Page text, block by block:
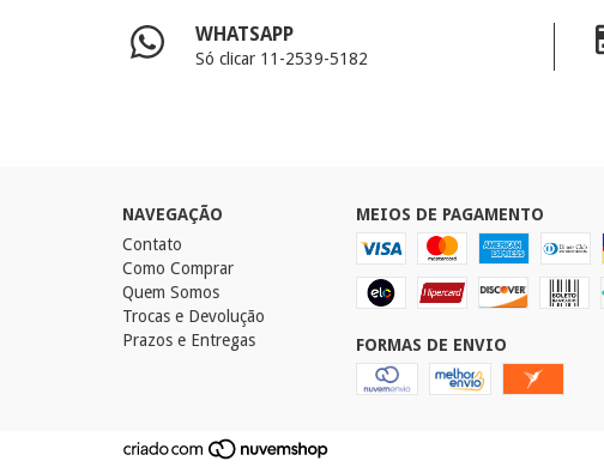
WHATSAPP
Só clicar 11-2539-5182
NAVEGAÇÃO
Contato
Como Comprar
Quem Somos
Trocas e Devolução
Prazos e Entregas
MEIOS DE PAGAMENTO
FORMAS DE ENVIO